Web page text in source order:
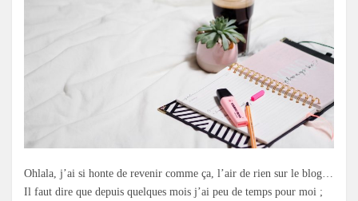
Ohlala, j’ai si honte de revenir comme ça, l’air de rien sur le blog…
Il faut dire que depuis quelques mois j’ai peu de temps pour moi ;